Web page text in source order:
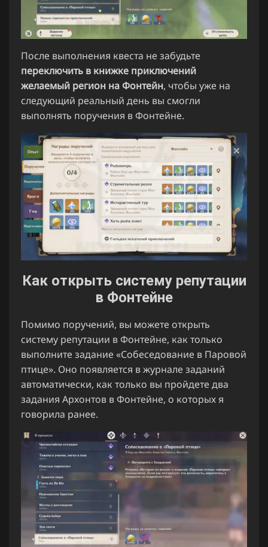
После выполнения квеста не забудьте
переключить в книжке приключений
желаемый регион на Фонтейн, чтобы уже на
следующий реальный день вы смогли
выполнять поручения в Фонтейне.
Как открыть систему репутации
в Фонтейне
Помимо поручений, вы можете открыть
систему репутации в Фонтейне, как только
выполните задание «Собеседование в Паровой
птице». Оно появляется в журнале заданий
автоматически, как только вы пройдете два
задания Архонтов в Фонтейне, о которых я
говорила ранее.